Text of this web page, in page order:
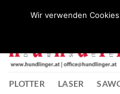
PLOTTER LASER
Wir verwenden